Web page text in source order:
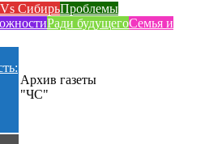
СибирьПроблемы
Ради будущегоСемья и
Архив газеты
"ЧС"